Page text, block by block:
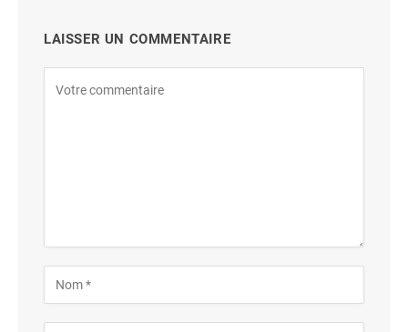
LAISSER UN COMMENTAIRE